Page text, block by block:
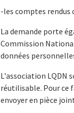
-les comptes rendus
La demande porte
Commission
données
L'association LQDN
réutilisable. Pour ce
envoyer en pièce